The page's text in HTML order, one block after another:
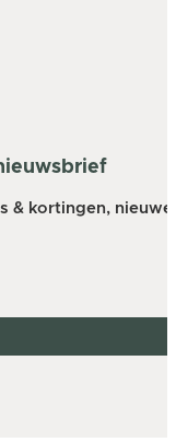
& kortingen,